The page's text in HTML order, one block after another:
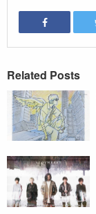
Related Posts